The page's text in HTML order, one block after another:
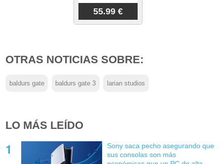
55.99 €
OTRAS NOTICIAS SOBRE:
baldurs gate baldurs gate 3 larian studios
LO MÁS LEÍDO
Sony saca pecho asegurando que
sus consolas son más